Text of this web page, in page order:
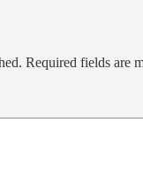
Required fields are